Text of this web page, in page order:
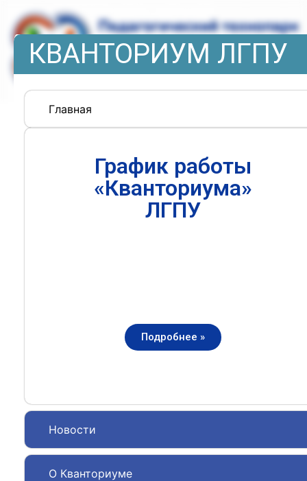
КВАНТОРИУМ ЛГПУ
Главная
Новости
О Кванториуме
График работы
«Кванториума»
ЛГПУ
Подробнее »